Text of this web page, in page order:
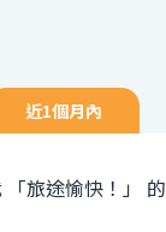
近1個月內
「旅途愉快！」 的